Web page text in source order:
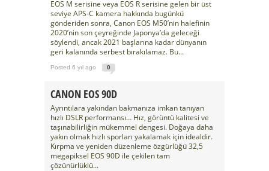
EOS M serisine veya EOS R serisine gelen bir üst
seviye APS-C kamera hakkında bugünkü
gönderiden sonra, Canon EOS M50’nin halefinin
2020’nin son çeyreğinde Japonya’da geleceği
söylendi, ancak 2021 başlarına kadar dünyanın
geri kalanında serbest bırakılamaz. Bu...
Posted 6 yıl ago 0
CANON EOS 90D
Ayrıntılara yakından bakmanıza imkan tanıyan
hızlı DSLR performansı… Hız, görüntü kalitesi ve
taşınabilirliğin mükemmel dengesi. Doğaya daha
yakın olmak hızlı sporları yakalamak için idealdir.
Kırpma ve yeniden düzenleme özgürlüğü 32,5
megapiksel EOS 90D ile çekilen tam
çözünürlüklü...